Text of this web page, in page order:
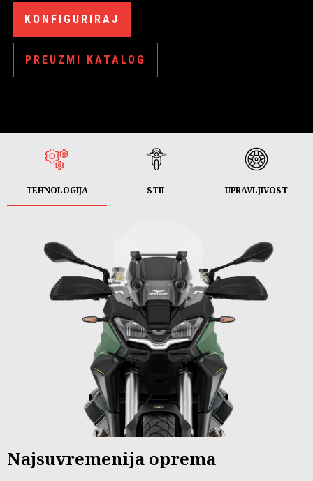
KONFIGURIRAJ
PREUZMI KATALOG
TEHNOLOGIJA STIL UPRAVLJIVOST
Najsuvremenija oprema